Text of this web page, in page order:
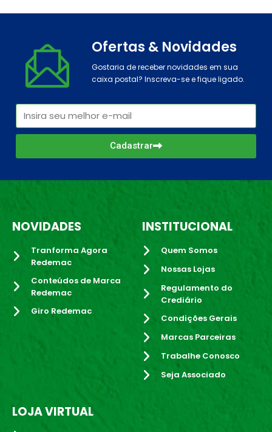
Ofertas & Novidades
Gostaria de receber novidades em sua
caixa postal? Inscreva-se e fique ligado.
Cadastrar
NOVIDADES
Tranforma Agora
Redemac
Conteúdos de Marca
Redemac
Giro Redemac
INSTITUCIONAL
Quem Somos
Nossas Lojas
Regulamento do
Crediário
Condições Gerais
Marcas Parceiras
Trabalhe Conosco
Seja Associado
LOJA VIRTUAL